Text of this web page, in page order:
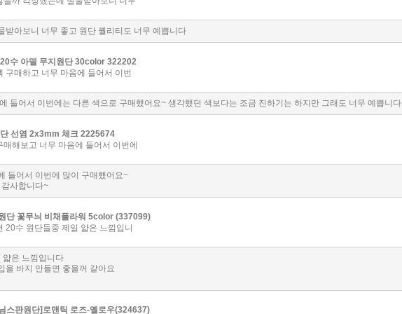
받아보니 너무 좋고 원단 퀄리티도 너무 예쁩니다
수 아델 무지원단 30color 322202
구매하고 너무 마음에 들어서 이번
들어서 이번에는 다른 색으로 구매했어요~ 생각했던 색보다는 조금 진하기는 하지만 그래도 너무 예쁩니다
선염 2x3mm 체크 2225674
매해보고 너무 마음에 들어서 이번에
들어서 이번에 많이 구매했어요~
사합니다~
단 꽃무늬 비채플라워 5color (337099)
20수 원단들중 제일 얇은 느낌입니
얇은 느낌입니다
을 바지 만들면 좋을꺼 같아요
스판원단]로맨틱 로즈-옐로우(324637)